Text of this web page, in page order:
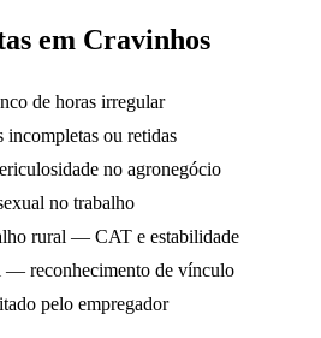
em Cravinhos
de horas irregular
incompletas ou retidas
no agronegócio
no trabalho
rural — CAT e estabilidade
— reconhecimento de vínculo
pelo empregador